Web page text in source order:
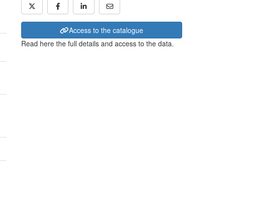
Access to the catalogue
Read here the full details and access to the data.